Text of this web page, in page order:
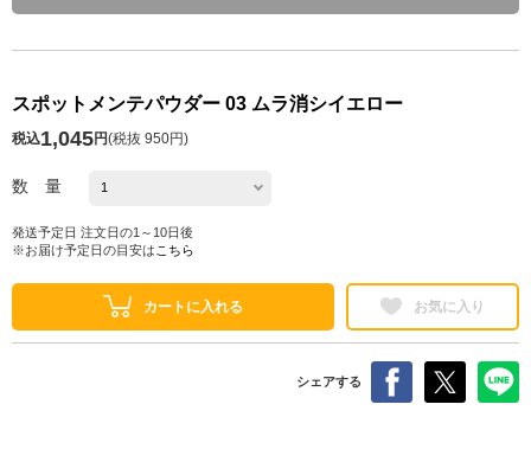
スポットメンテパウダー 03 ムラ消シイエロー
税込1,045円(税抜 950円)
数 量
発送予定日 注文日の1～10日後
※お届け予定日の目安は こちら
カートに入れる お気に入り
シェアする